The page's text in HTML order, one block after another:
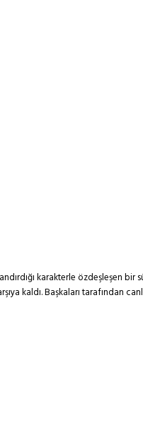
karakterle özdeşleşen bir
Başkaları tarafından